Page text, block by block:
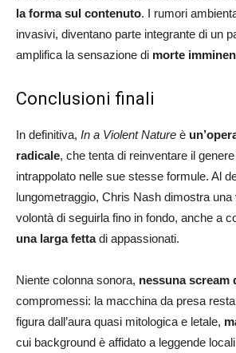
la forma sul contenuto. I rumori
invasivi, diventano parte integrante di un
amplifica la sensazione di morte
Conclusioni finali
In definitiva, In a Violent Nature è
radicale, che tenta di reinventare il
intrappolato nelle sue stesse formule. Al
lungometraggio, Chris Nash dimostra
volontà di seguirla fino in fondo, anche a
una larga fettadi appassionati.
Niente colonna sonora, nessuna scream
compromessi: la macchina da presa
figura dall’aura quasi mitologica e letale,
cui background è affidato a leggende